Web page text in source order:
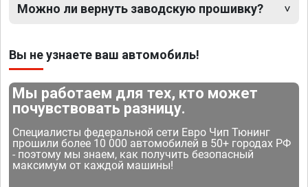
Можно ли вернуть заводскую прошивку?
Вы не узнаете ваш автомобиль!
Мы работаем для тех, кто может
почувствовать разницу.
Специалисты федеральной сети Евро Чип Тюнинг
прошили более 10 000 автомобилей в 50+ городах РФ
- поэтому мы знаем, как получить безопасный
максимум от каждой машины!